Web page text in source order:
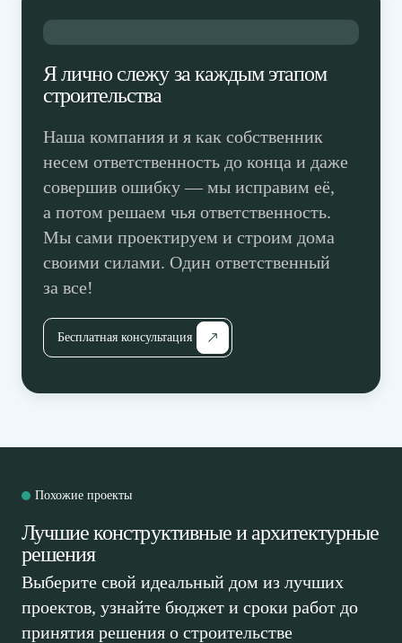
Я лично слежу за каждым этапом
строительства
Наша компания и я как собственник
несем ответственность до конца и даже
совершив ошибку — мы исправим её,
а потом решаем чья ответственность.
Мы сами проектируем и строим дома
своими силами. Один ответственный
за все!
Бесплатная консультация
Похожие проекты
Лучшие конструктивные и архитектурные
решения
Выберите свой идеальный дом из лучших
проектов, узнайте бюджет и сроки работ до
принятия решения о строительстве